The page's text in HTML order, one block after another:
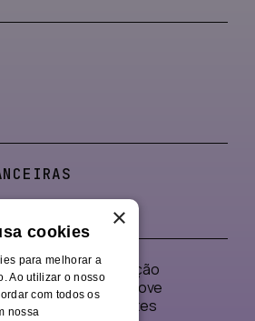
a organização
lucrativos que promove
profissionalizantes
×
cookies
para melhorar a
Ao utilizar o nosso
com todos os
nossa